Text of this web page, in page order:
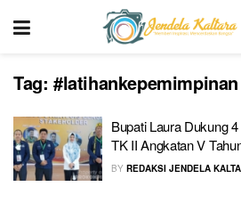
Tag: #latihankepemimpinan
Bupati Laura Dukung
TK II Angkatan V
BY REDAKSI JENDELA